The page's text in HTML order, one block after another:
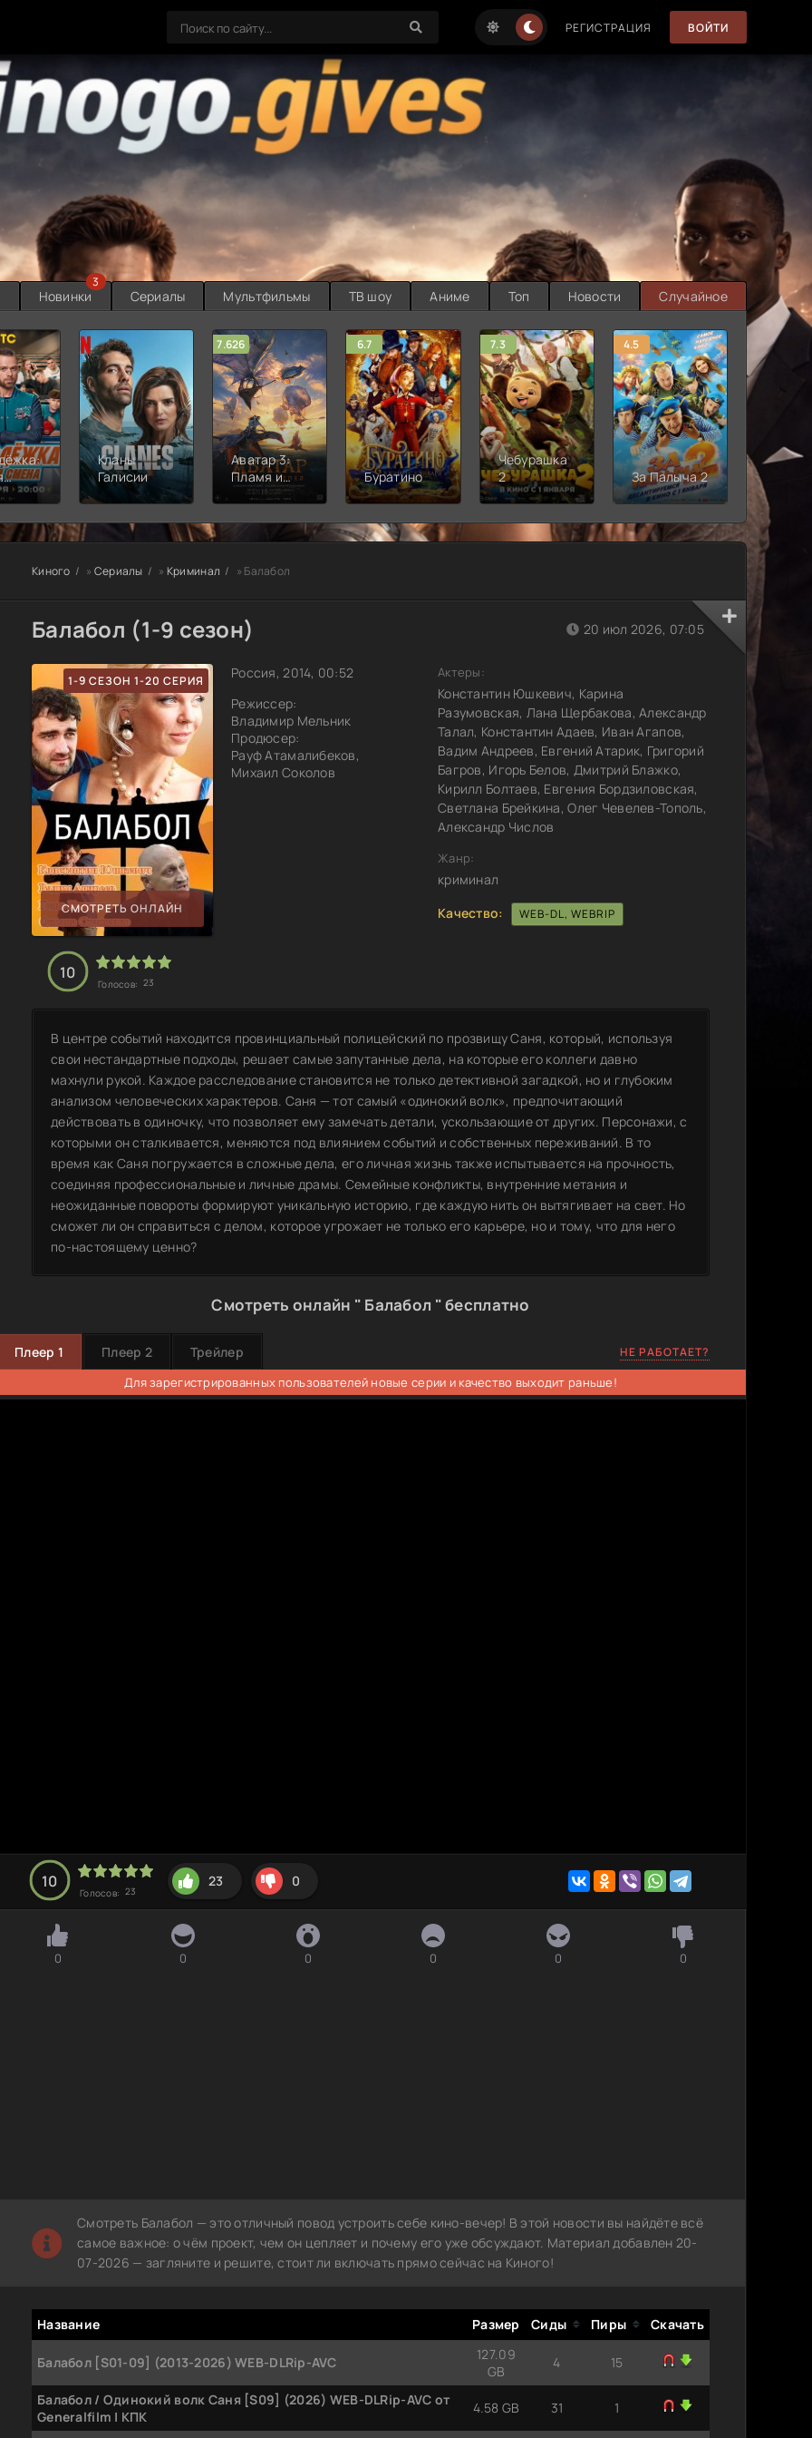
РЕГИСТРАЦИЯ ВОЙТИ
Новинки
3
Сериалы Мультфильмы ТВ шоу Аниме Топ Новости Случайное
Кланы
Галисии
7.626
Аватар 3:
Пламя и
пепел
6.7
Буратино
7.3
Чебурашка
2
4.5
За Палыча 2
Рыцарь
Киного » Сериалы » Криминал » Балабол
Балабол (1-9 сезон)
1-9 СЕЗОН 1-20 СЕРИЯ
СМОТРЕТЬ ОНЛАЙН
Россия, 2014, 00:52
Режиссер:
Владимир Мельник
Продюсер:
Рауф Атамалибеков,
Михаил Соколов
20 июл 2026, 07:05
Актеры:
Константин Юшкевич, Карина
Разумовская, Лана Щербакова, Александр
Талал, Константин Адаев, Иван Агапов,
Вадим Андреев, Евгений Атарик, Григорий
Багров, Игорь Белов, Дмитрий Блажко,
Кирилл Болтаев, Евгения Бордзиловская,
Светлана Брейкина, Олег Чевелев-Тополь,
Александр Числов
Жанр:
криминал
Качество:
WEB-DL, WEBRIP
10
Голосов: 23
В центре событий находится провинциальный полицейский по прозвищу Саня, который, используя
свои нестандартные подходы, решает самые запутанные дела, на которые его коллеги давно
махнули рукой. Каждое расследование становится не только детективной загадкой, но и глубоким
анализом человеческих характеров. Саня — тот самый «одинокий волк», предпочитающий
действовать в одиночку, что позволяет ему замечать детали, ускользающие от других. Персонажи, с
которыми он сталкивается, меняются под влиянием событий и собственных переживаний. В то
время как Саня погружается в сложные дела, его личная жизнь также испытывается на прочность,
соединяя профессиональные и личные драмы. Семейные конфликты, внутренние метания и
неожиданные повороты формируют уникальную историю, где каждую нить он вытягивает на свет. Но
сможет ли он справиться с делом, которое угрожает не только его карьере, но и тому, что для него
по-настоящему ценно?
Смотреть онлайн " Балабол " бесплатно
Плеер 1 Плеер 2 Трейлер НЕ РАБОТАЕТ?
Для зарегистрированных пользователей новые серии и качество выходит раньше!
10
Голосов: 23
23 0
0 0 0 0 0 0
Смотреть Балабол — это отличный повод устроить себе кино-вечер! В этой новости вы найдёте всё
самое важное: о чём проект, чем он цепляет и почему его уже обсуждают. Материал добавлен 20-
07-2026 — загляните и решите, стоит ли включать прямо сейчас на Киного!
Название Размер Сиды Пиры Скачать
Балабол [S01-09] (2013-2026) WEB-DLRip-AVC
127.09
GB
4 15
Балабол / Одинокий волк Саня [S09] (2026) WEB-DLRip-AVC от
Generalfilm | КПК
4.58 GB 31 1